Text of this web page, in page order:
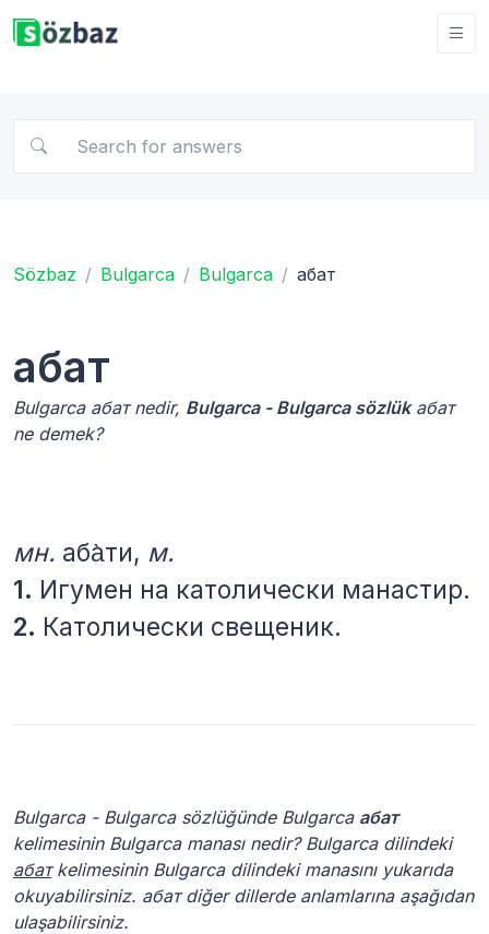
Sözbaz Bulgarca Bulgarca абат
абат
Bulgarca абат nedir, Bulgarca - Bulgarca sözlükабат
ne demek?
мн. аба̀ти, м.
1. Игумен на католически манастир.
2. Католически свещеник.
Bulgarca - Bulgarca sözlüğünde Bulgarca абат
kelimesinin Bulgarca manası nedir? Bulgarca dilindeki
абатkelimesinin Bulgarca dilindeki manasını yukarıda
okuyabilirsiniz. абат diğer dillerde anlamlarına aşağıdan
ulaşabilirsiniz.